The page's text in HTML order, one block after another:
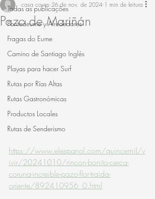
Todas as publicações
Pontedeume y Alrededores
Fragas do Eume
Camino de Santiago Inglés
Playas para hacer Surf
Rutas por Rías Altas
Rutas Gastronómicas
Productos Locales
Rutas de Senderismo
Pazo de Mariñán
casa coves 26 de nov. de 2024 1 min de leitura
https://www.elespanol.com/quincemil/v
ivir/20241010/rincon-bonito-cerca-
coruna-increible-pazo-flor-traida-
oriente/892410956_0.html